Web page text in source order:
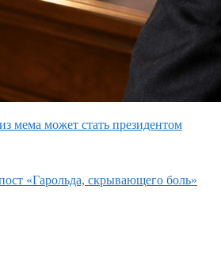
мема может стать президентом
«Гарольда, скрывающего боль»